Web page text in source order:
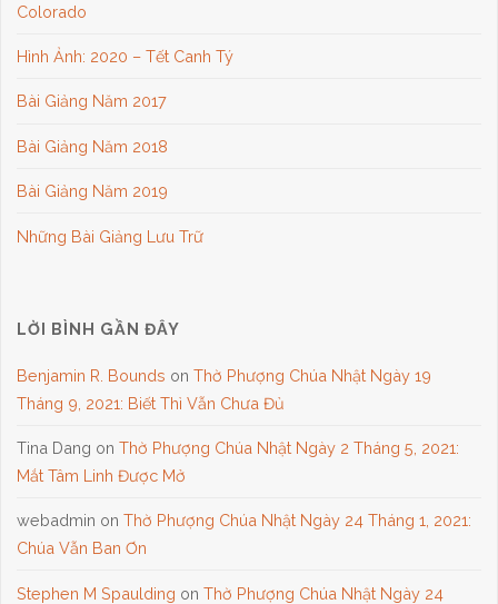
Colorado
Hình Ảnh: 2020 – Tết Canh Tý
Bài Giảng Năm 2017
Bài Giảng Năm 2018
Bài Giảng Năm 2019
Những Bài Giảng Lưu Trữ
LỜI BÌNH GẦN ĐÂY
Benjamin R. Bounds onThờ Phượng Chúa Nhật Ngày 19
Tháng 9, 2021: Biết Thì Vẫn Chưa Đủ
Tina Dang onThờ Phượng Chúa Nhật Ngày 2 Tháng 5, 2021:
Mắt Tâm Linh Được Mở
webadmin onThờ Phượng Chúa Nhật Ngày 24 Tháng 1, 2021:
Chúa Vẫn Ban Ơn
Stephen M Spaulding onThờ Phượng Chúa Nhật Ngày 24